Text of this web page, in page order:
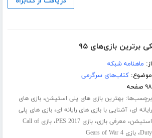
برترین بازی‌های ۹۵
از: ماهنامه شبکه
موضوع:کتاب‌های سرگرمی
۹۸ صفحه
برچسب‌ها:بهترین بازی های پلی استیشن،بازی های
رایانه ای،آشنایی با بازی های رایانه ای،بازی های پلی
استیشن، معرفی بازی،بازی PES 2017 ،
بازی Call of
Duty،بازی Gears of War 4